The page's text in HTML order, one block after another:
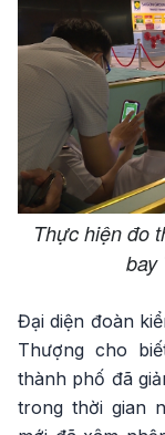
Thực hiện đo
bay
Đại diện đoàn
Thượng cho
thành phố đã
trong thời gian